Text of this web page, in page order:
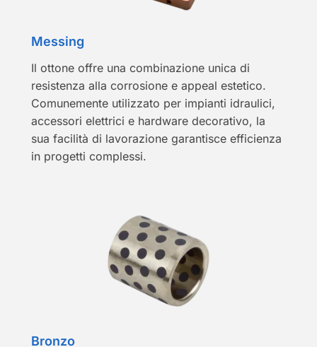
Messing
Il ottone offre una combinazione unica di
resistenza alla corrosione e appeal estetico.
Comunemente utilizzato per impianti idraulici,
accessori elettrici e hardware decorativo, la
sua facilità di lavorazione garantisce efficienza
in progetti complessi.
Bronzo